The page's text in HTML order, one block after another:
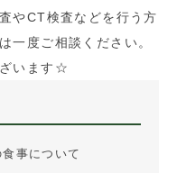
やCT検査などを行う方
一度ご相談ください。
います☆
事について